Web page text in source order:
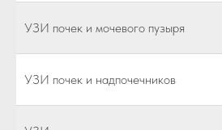
УЗИ почек и мочевого пузыря
УЗИ почек и надпочечников